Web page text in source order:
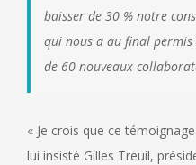
baisser de 30 % notre
qui nous a au final
de 60 nouveaux
« Je crois que ce
lui insisté Gilles Treuil,